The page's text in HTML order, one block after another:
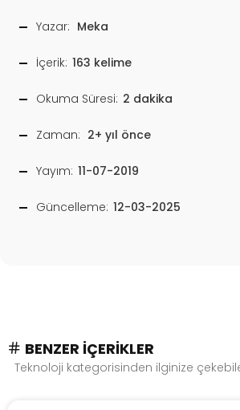
Yazar: Meka
İçerik: 163 kelime
Okuma Süresi: 2 dakika
Zaman: 2+ yıl önce
Yayım: 11-07-2019
Güncelleme: 12-03-2025
BENZER İÇERIKLER
Teknoloji kategorisinden ilginize